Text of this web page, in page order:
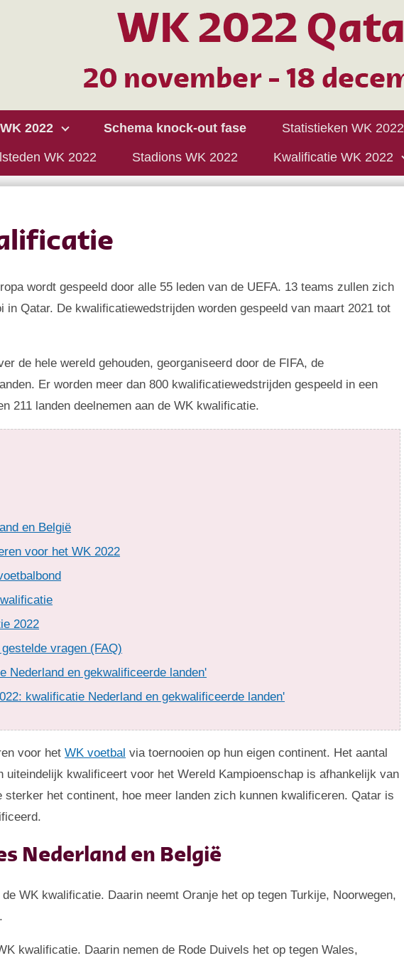
2022 Schema knock-out fase Statistieken WK 2022
WK 2022 Stadions WK 2022 Kwalificatie WK 2022
wordt gespeeld door alle 55 leden van de UEFA. 13 teams zullen zich
in Qatar. De kwalificatiewedstrijden worden gespeeld van maart 2021 tot
de hele wereld gehouden, georganiseerd door de FIFA, de
Er worden meer dan 800 kwalificatiewedstrijden gespeeld in een
211 landen deelnemen aan de WK kwalificatie.
en België
voor het WK 2022
2022
vragen (FAQ)
Nederland en gekwalificeerde landen'
kwalificatie Nederland en gekwalificeerde landen'
voor hetWK voetbal via toernooien op hun eigen continent. Het aantal
uiteindelijk kwalificeert voor het Wereld Kampioenschap is afhankelijk van
het continent, hoe meer landen zich kunnen kwalificeren. Qatar is
Nederland en België
WK kwalificatie. Daarin neemt Oranje het op tegen Turkije, Noorwegen,
kwalificatie. Daarin nemen de Rode Duivels het op tegen Wales,